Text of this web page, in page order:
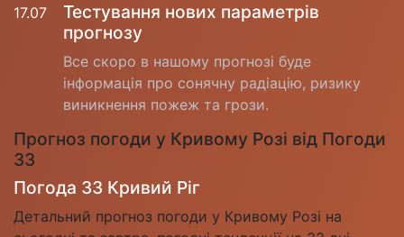
17.07
Тестування нових параметрів
прогнозу
Все скоро в нашому прогнозі буде
інформація про сонячну радіацію, ризику
виникнення пожеж та грози.
Прогноз погоди у Кривому Розі від Погоди
33
Погода 33 Кривий Ріг
Детальний прогноз погоди у Кривому Розі на